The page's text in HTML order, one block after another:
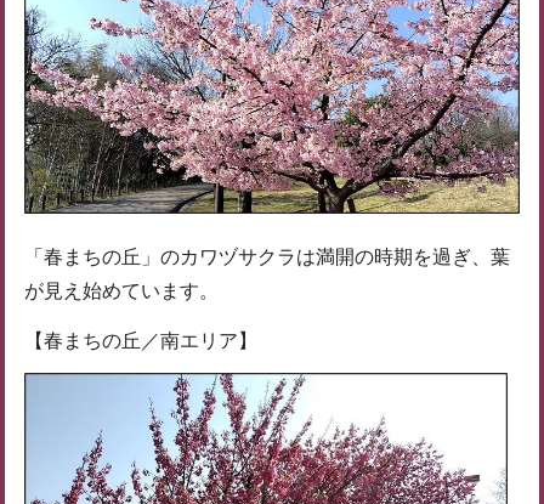
「春まちの丘」のカワヅサクラは満開の時期を過ぎ、葉
が見え始めています。
【春まちの丘／南エリア】